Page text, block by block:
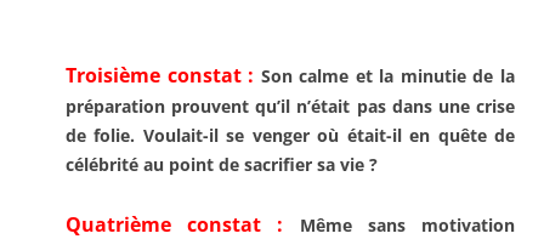
Troisième constat : Son calme et la minutie de la
préparation prouvent qu’il n’était pas dans une crise
de folie. Voulait-il se venger où était-il en quête de
célébrité au point de sacrifier sa vie ?
Quatrième constat : Même sans motivation